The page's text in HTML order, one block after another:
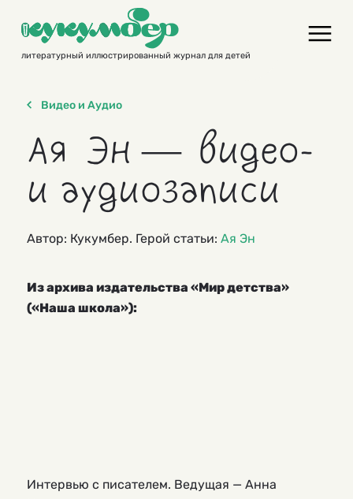
contentлитературный иллюстрированный журнал для детей
Видео и Аудио
Ая Эн — видео-
и аудиозаписи
Автор: Кукумбер. Герой статьи: Ая Эн
Из архива издательства «Мир детства»
(«Наша школа»):
Интервью с писателем. Ведущая — Анна